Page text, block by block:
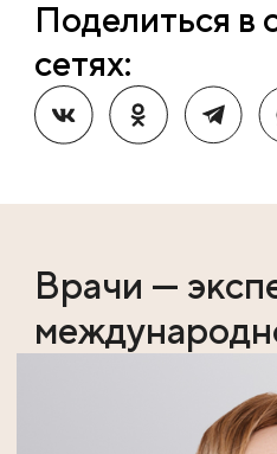
Поделиться в
сетях:
Врачи —